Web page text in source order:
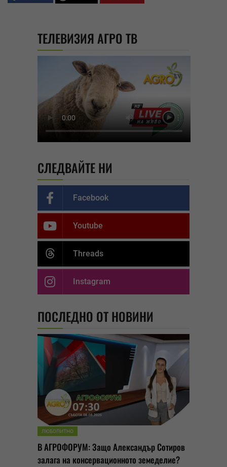
ТЕЛЕВИЗИЯ АГРО ТВ
СЛЕДВАЙТЕ НИ
Facebook
Youtube
Threads
Instagram
ПОСЛЕДНО ОТ НОВИНИ
ЛЮБОПИТНО
В АГРОФОРУМ: Защо Александър Сотиров
залага на консервационното земеделие?